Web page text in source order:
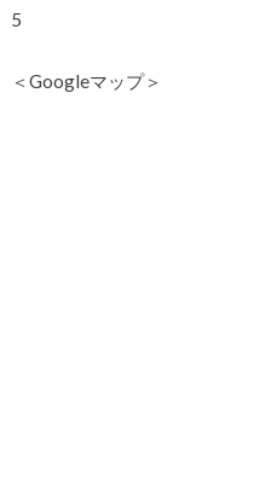
5
＜Googleマップ＞